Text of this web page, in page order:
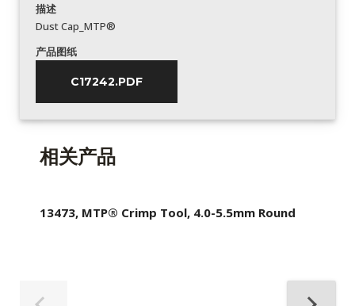
描述
Dust Cap_MTP®
产品图纸
C17242.PDF
相关产品
13473, MTP® Crimp Tool, 4.0-5.5mm Round